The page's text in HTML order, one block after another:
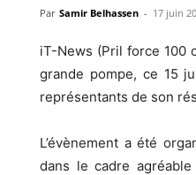
Par Samir Belhassen - 17 juin
iT-News (Pril force 100
grande pompe, ce 15
représentants de son
L’évènement a été
dans le cadre